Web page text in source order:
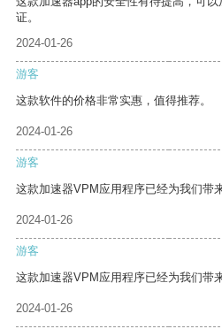
证。
2024-01-26
游客
这款软件的价格非常实惠，值得推荐。
2024-01-26
游客
这款加速器VPM应用程序已经为我们带
2024-01-26
游客
这款加速器VPM应用程序已经为我们带
2024-01-26